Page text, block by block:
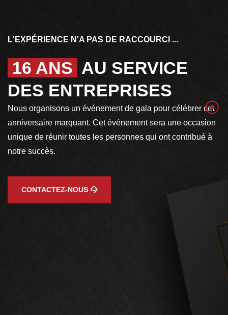
L'EXPÉRIENCE N'A PAS DE RACCOURCI ...
16 ANS AU SERVICE
DES ENTREPRISES
Nous organisons un événement de gala pour célébrer cet
anniversaire marquant. Cet événement sera une occasion
unique de réunir toutes les personnes qui ont contribué à
notre succès.
CONTACTEZ-NOUS